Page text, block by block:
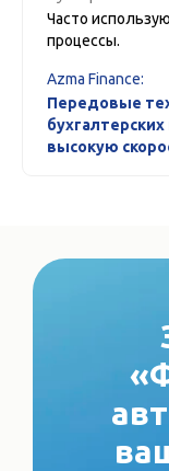
Часто
процессы.
Azma Finance:
Передовые
высокую